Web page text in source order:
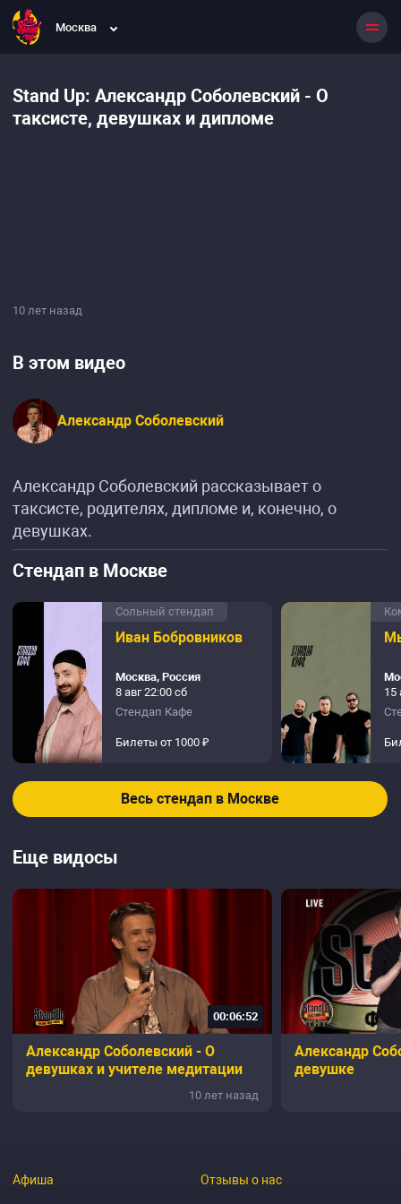
Москва
Stand Up: Александр Соболевский - О
таксисте, девушках и дипломе
10 лет назад
В этом видео
Александр Соболевский
Александр Соболевский рассказывает о
таксисте, родителях, дипломе и, конечно, о
девушках.
Стендап в Москве
Сольный стендап
Иван Бобровников
Москва, Россия
8 авг 22:00 сб
Стендап Кафе
Билеты от 1000 ₽
15
Весь стендап в Москве
Еще видосы
00:06:52
Александр Соболевский - О
девушках и учителе медитации
10 лет назад
Александр
девушке
Афиша Отзывы о нас